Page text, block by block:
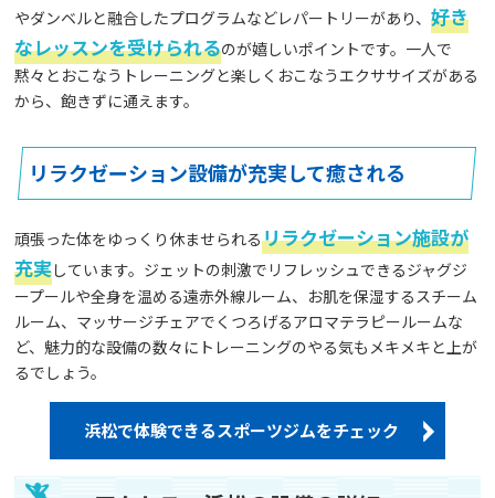
やダンベルと融合したプログラムなどレパートリーがあり、好き
なレッスンを受けられるのが嬉しいポイントです。一人で
黙々とおこなうトレーニングと楽しくおこなうエクササイズがある
から、飽きずに通えます。
リラクゼーション設備が充実して癒される
頑張った体をゆっくり休ませられるリラクゼーション施設が
充実しています。ジェットの刺激でリフレッシュできるジャグジ
ープールや全身を温める遠赤外線ルーム、お肌を保湿するスチーム
ルーム、マッサージチェアでくつろげるアロマテラピールームな
ど、魅力的な設備の数々にトレーニングのやる気もメキメキと上が
るでしょう。
浜松で体験できるスポーツジムをチェック